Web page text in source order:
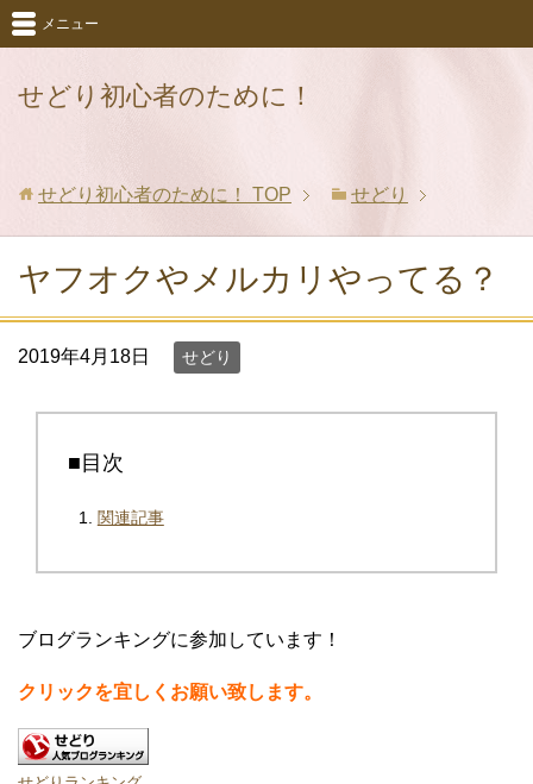
せどり初心者のために！
メニュー
せどり初心者のために！ TOP せどり
ヤフオクやメルカリやってる？
2019年4月18日 せどり
■目次
関連記事
ブログランキングに参加しています！
クリックを宜しくお願い致します。